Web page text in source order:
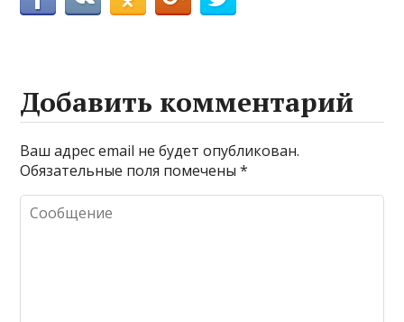
Добавить комментарий
Ваш адрес email не будет опубликован.
Обязательные поля помечены*